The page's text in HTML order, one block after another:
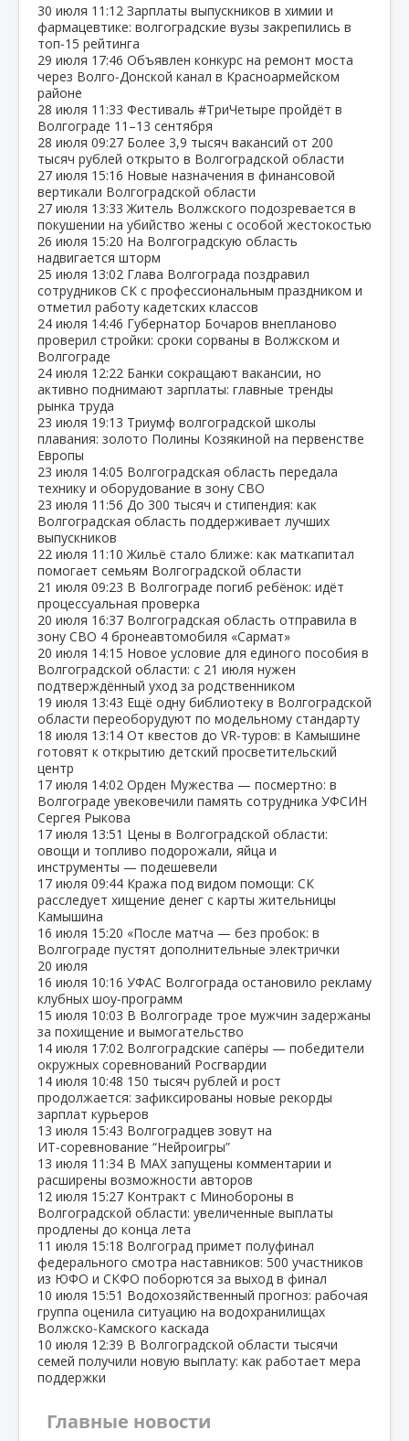
30 июля 11:12 Зарплаты выпускников в химии и
фармацевтике: волгоградские вузы закрепились в
топ‑15 рейтинга
29 июля 17:46 Объявлен конкурс на ремонт моста
через Волго‑Донской канал в Красноармейском
районе
28 июля 11:33 Фестиваль #ТриЧетыре пройдёт в
Волгограде 11–13 сентября
28 июля 09:27 Более 3,9 тысяч вакансий от 200
тысяч рублей открыто в Волгоградской области
27 июля 15:16 Новые назначения в финансовой
вертикали Волгоградской области
27 июля 13:33 Житель Волжского подозревается в
покушении на убийство жены с особой жестокостью
26 июля 15:20 На Волгоградскую область
надвигается шторм
25 июля 13:02 Глава Волгограда поздравил
сотрудников СК с профессиональным праздником и
отметил работу кадетских классов
24 июля 14:46 Губернатор Бочаров внепланово
проверил стройки: сроки сорваны в Волжском и
Волгограде
24 июля 12:22 Банки сокращают вакансии, но
активно поднимают зарплаты: главные тренды
рынка труда
23 июля 19:13 Триумф волгоградской школы
плавания: золото Полины Козякиной на первенстве
Европы
23 июля 14:05 Волгоградская область передала
технику и оборудование в зону СВО
23 июля 11:56 До 300 тысяч и стипендия: как
Волгоградская область поддерживает лучших
выпускников
22 июля 11:10 Жильё стало ближе: как маткапитал
помогает семьям Волгоградской области
21 июля 09:23 В Волгограде погиб ребёнок: идёт
процессуальная проверка
20 июля 16:37 Волгоградская область отправила в
зону СВО 4 бронеавтомобиля «Сармат»
20 июля 14:15 Новое условие для единого пособия в
Волгоградской области: с 21 июля нужен
подтверждённый уход за родственником
19 июля 13:43 Ещё одну библиотеку в Волгоградской
области переоборудуют по модельному стандарту
18 июля 13:14 От квестов до VR‑туров: в Камышине
готовят к открытию детский просветительский
центр
17 июля 14:02 Орден Мужества — посмертно: в
Волгограде увековечили память сотрудника УФСИН
Сергея Рыкова
17 июля 13:51 Цены в Волгоградской области:
овощи и топливо подорожали, яйца и
инструменты — подешевели
17 июля 09:44 Кража под видом помощи: СК
расследует хищение денег с карты жительницы
Камышина
16 июля 15:20 «После матча — без пробок: в
Волгограде пустят дополнительные электрички
20 июля
16 июля 10:16 УФАС Волгограда остановило рекламу
клубных шоу‑программ
15 июля 10:03 В Волгограде трое мужчин задержаны
за похищение и вымогательство
14 июля 17:02 Волгоградские сапёры — победители
окружных соревнований Росгвардии
14 июля 10:48 150 тысяч рублей и рост
продолжается: зафиксированы новые рекорды
зарплат курьеров
13 июля 15:43 Волгоградцев зовут на
ИТ‑соревнование “Нейроигры”
13 июля 11:34 В МАХ запущены комментарии и
расширены возможности авторов
12 июля 15:27 Контракт с Минобороны в
Волгоградской области: увеличенные выплаты
продлены до конца лета
11 июля 15:18 Волгоград примет полуфинал
федерального смотра наставников: 500 участников
из ЮФО и СКФО поборются за выход в финал
10 июля 15:51 Водохозяйственный прогноз: рабочая
группа оценила ситуацию на водохранилищах
Волжско‑Камского каскада
10 июля 12:39 В Волгоградской области тысячи
семей получили новую выплату: как работает мера
поддержки
Главные новости